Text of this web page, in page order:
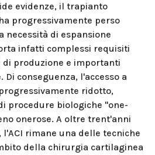
evidenze, il trapianto
progressivamente perso
necessità di espansione
infatti complessi requisiti
produzione e importanti
conseguenza, l'accesso a
ridotto,
procedure biologiche "one-
onerose. A oltre trent'anni
rimane una delle tecniche
della chirurgia cartilaginea